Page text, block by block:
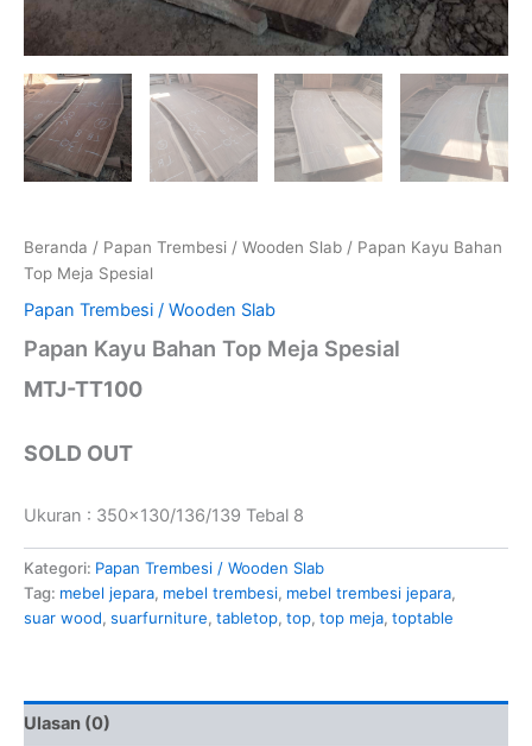
Beranda / Papan Trembesi / Wooden Slab / Papan Kayu Bahan
Top Meja Spesial
Papan Trembesi / Wooden Slab
Papan Kayu Bahan Top Meja Spesial
MTJ-TT100
SOLD OUT
Ukuran : 350×130/136/139 Tebal 8
Kategori: Papan Trembesi / Wooden Slab
Tag: mebel jepara, mebel trembesi, mebel trembesi jepara,
suar wood, suarfurniture, tabletop, top, top meja, toptable
Ulasan (0)